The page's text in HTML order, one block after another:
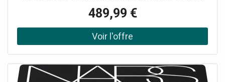
Pour 100% De Qualité.
489,99 €